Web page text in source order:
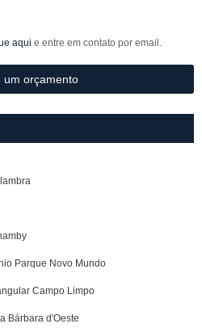
aqui e entre em contato por email.
um orçamento
Parque Novo Mundo
Campo Limpo
Bárbara d'Oeste